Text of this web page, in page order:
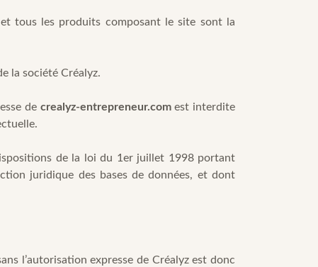
tous les produits composant le site sont la
la société Créalyz.
de crealyz-entrepreneur.comest interdite
de la loi du 1er juillet 1998 portant
juridique des bases de données, et dont
l’autorisation expresse de Créalyz est donc